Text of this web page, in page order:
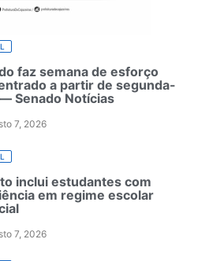
faz semana de esforço
a partir de segunda-
Senado Notícias
7, 2026
inclui estudantes com
em regime escolar
7, 2026